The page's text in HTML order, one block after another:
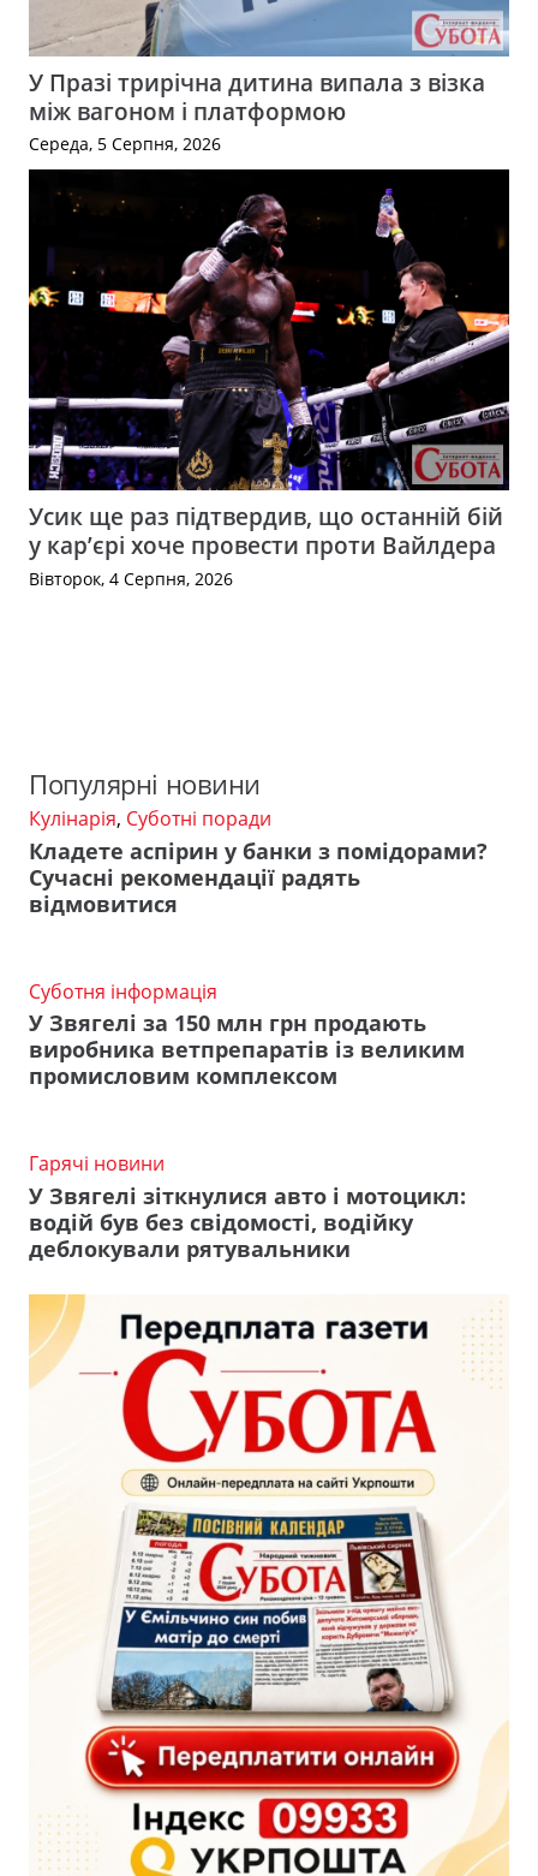
У Празі трирічна дитина випала з візка
між вагоном і платформою
Середа, 5 Серпня, 2026
Усик ще раз підтвердив, що останній бій
у кар’єрі хоче провести проти Вайлдера
Вівторок, 4 Серпня, 2026
Популярні новини
Кулінарія, Суботні поради
Кладете аспірин у банки з помідорами?
Сучасні рекомендації радять
відмовитися
Суботня інформація
У Звягелі за 150 млн грн продають
виробника ветпрепаратів із великим
промисловим комплексом
Гарячі новини
У Звягелі зіткнулися авто і мотоцикл:
водій був без свідомості, водійку
деблокували рятувальники